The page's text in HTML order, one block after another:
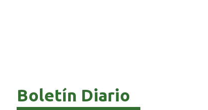
Boletín Diario